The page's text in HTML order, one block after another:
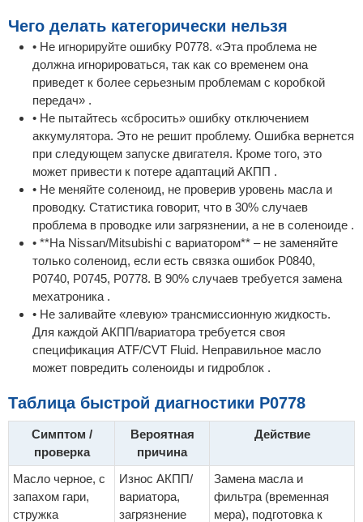
Чего делать категорически нельзя
• Не игнорируйте ошибку P0778. «Эта проблема не
должна игнорироваться, так как со временем она
приведет к более серьезным проблемам с коробкой
передач» .
• Не пытайтесь «сбросить» ошибку отключением
аккумулятора. Это не решит проблему. Ошибка вернется
при следующем запуске двигателя. Кроме того, это
может привести к потере адаптаций АКПП .
• Не меняйте соленоид, не проверив уровень масла и
проводку. Статистика говорит, что в 30% случаев
проблема в проводке или загрязнении, а не в соленоиде .
• **На Nissan/Mitsubishi с вариатором** – не заменяйте
только соленоид, если есть связка ошибок P0840,
P0740, P0745, P0778. В 90% случаев требуется замена
мехатроника .
• Не заливайте «левую» трансмиссионную жидкость.
Для каждой АКПП/вариатора требуется своя
спецификация ATF/CVT Fluid. Неправильное масло
может повредить соленоиды и гидроблок .
Таблица быстрой диагностики P0778
Симптом /
проверка
Вероятная
причина
Действие
Масло черное, с
запахом гари,
стружка
Износ АКПП/
вариатора,
загрязнение
Замена масла и
фильтра (временная
мера), подготовка к